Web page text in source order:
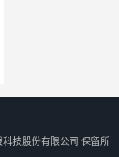
机环境同步云平台
科技股份有限公司 保留所